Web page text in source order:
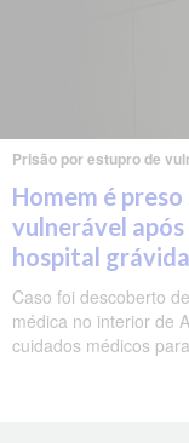
Prisão por estupro de
Homem é
vulnerável
hospital grávida
Caso foi descoberto
médica no interior de
cuidados médicos